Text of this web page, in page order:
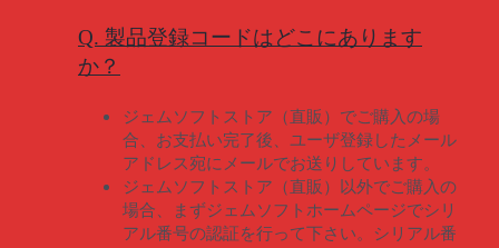
Q. 製品登録コードはどこにあります
か？
ジェムソフトストア（直販）でご購入の場
合、お支払い完了後、ユーザ登録したメール
アドレス宛にメールでお送りしています。
ジェムソフトストア（直販）以外でご購入の
場合、まずジェムソフトホームページでシリ
アル番号の認証を行って下さい。シリアル番